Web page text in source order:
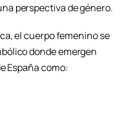
perspectiva de género.
el cuerpo femenino se
donde emergen
España como: